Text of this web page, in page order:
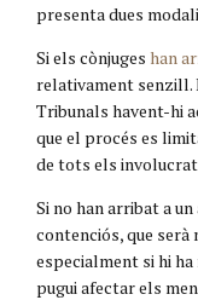
presenta dues
Si els cònjuges han
relativament senzill.
Tribunals havent-hi
que el procés es
de tots els
Si no han arribat a
contenciós, que
especialment si hi
pugui afectar els